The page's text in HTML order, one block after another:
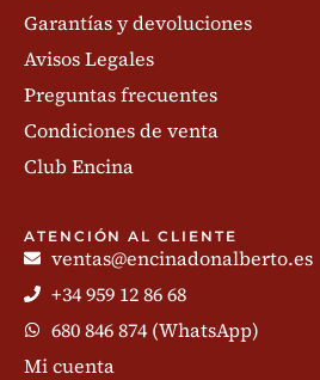
Garantías y devoluciones
Avisos Legales
Preguntas frecuentes
Condiciones de venta
Club Encina
ATENCIÓN AL CLIENTE
ventas@encinadonalberto.es
+34 959 12 86 68
680 846 874 (WhatsApp)
Mi cuenta